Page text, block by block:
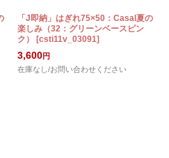
「J即納」はぎれ75×50：Casal夏の
楽しみ（32：グリーンベースピン
ク）
[csti11v_03091]
3,600円
在庫なし/お問い合わせください